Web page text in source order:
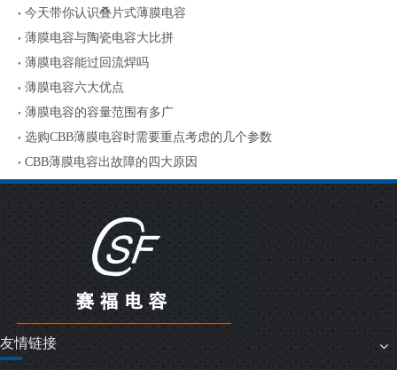
今天带你认识叠片式薄膜电容
薄膜电容与陶瓷电容大比拼
薄膜电容能过回流焊吗
薄膜电容六大优点
薄膜电容的容量范围有多广
选购CBB薄膜电容时需要重点考虑的几个参数
CBB薄膜电容出故障的四大原因
友情链接